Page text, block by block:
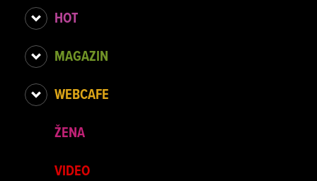
HOT
MAGAZIN
WEBCAFE
ŽENA
VIDEO